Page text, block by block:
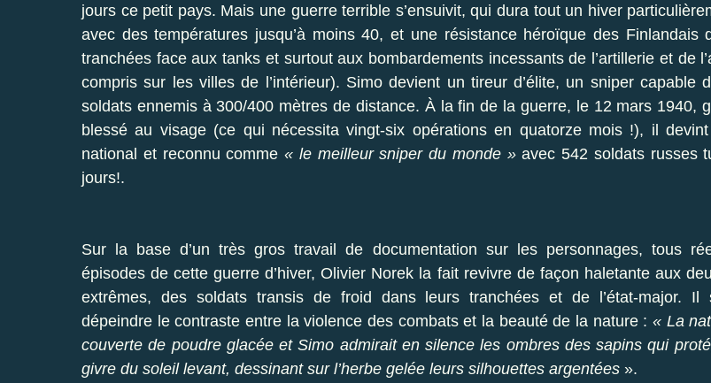
jours ce petit pays. Mais une guerre terrible s’ensuivit, qui dura tout un hiver
avec des températures jusqu’à moins 40, et une résistance héroïque des Finlandais
tranchées face aux tanks et surtout aux bombardements incessants de l’artillerie et de
compris sur les villes de l’intérieur). Simo devient un tireur d’élite, un sniper capable
soldats ennemis à 300/400 mètres de distance. À la fin de la guerre, le 12 mars 1940,
blessé au visage (ce qui nécessita vingt-six opérations en quatorze mois !), il
national et reconnu comme« le meilleur sniper du monde »avec 542 soldats russes
jours!.
Sur la base d’un très gros travail de documentation sur les personnages, tous
épisodes de cette guerre d’hiver, Olivier Norek la fait revivre de façon haletante aux
extrêmes, des soldats transis de froid dans leurs tranchées et de l’état-major. Il
dépeindre le contraste entre la violence des combats et la beauté de la nature : « La
couverte de poudre glacée et Simo admirait en silence les ombres des sapins qui
givre du soleil levant, dessinant sur l’herbe gelée leurs silhouettes argentées ».